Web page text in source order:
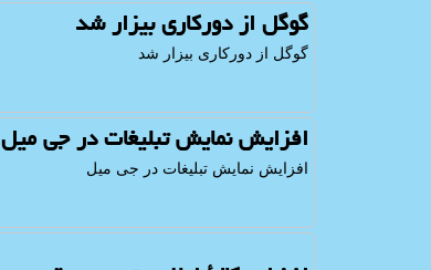
گوگل از دورکاری بیزار شد
گوگل از دورکاری بیزار شد
افزایش نمایش تبلیغات در جی میل
افزایش نمایش تبلیغات در جی میل